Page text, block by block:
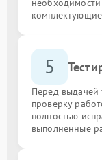
5
Перед выдачей
проверку
полностью
выполненные